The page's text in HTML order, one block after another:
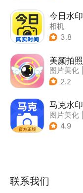
今日水
相机
3.8
美颜拍照
图片美化
2.2
马克水
图片美化
4.9
联系我们